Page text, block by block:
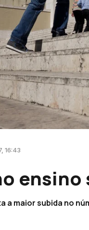
16:43
a maior subida no